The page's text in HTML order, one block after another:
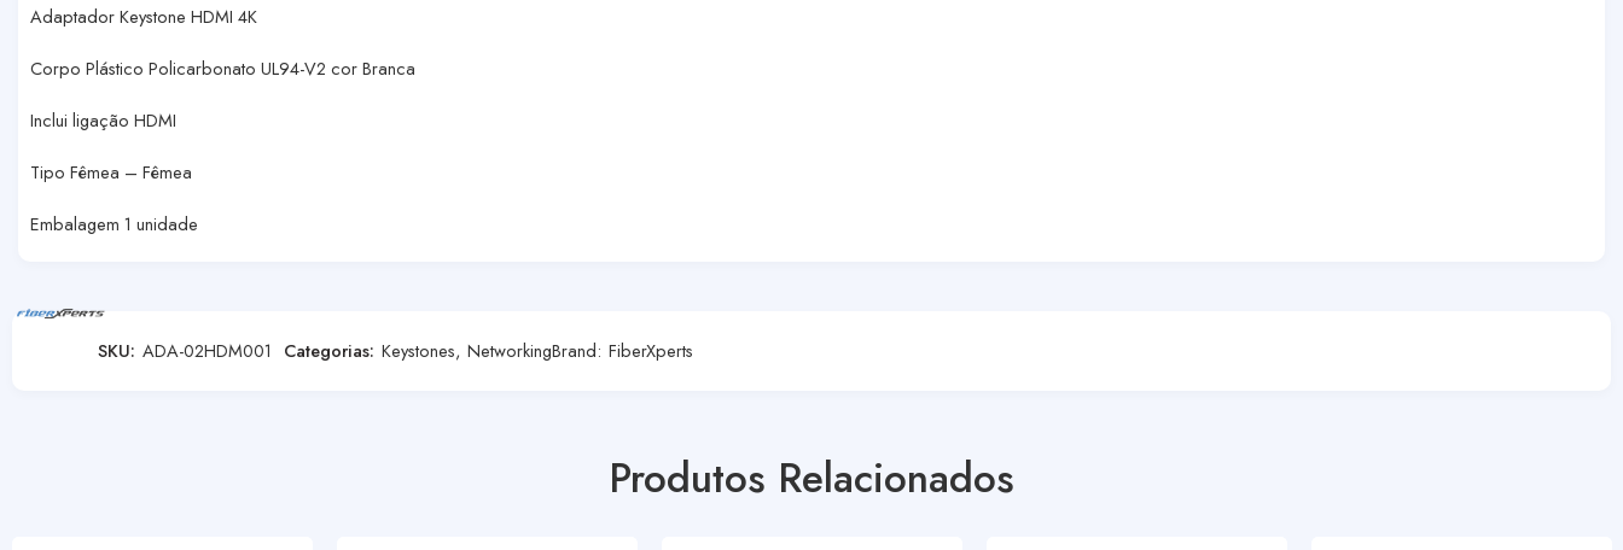
Adaptador Keystone HDMI 4K
Corpo Plástico Policarbonato UL94-V2 cor Branca
Inclui ligação HDMI
Tipo Fêmea – Fêmea
Embalagem 1 unidade
SKU: ADA-02HDM001 Categorias: Keystones, NetworkingBrand: FiberXperts
Produtos Relacionados